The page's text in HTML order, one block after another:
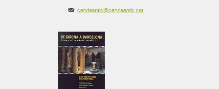
cerviaantic@cerviaantic.cat